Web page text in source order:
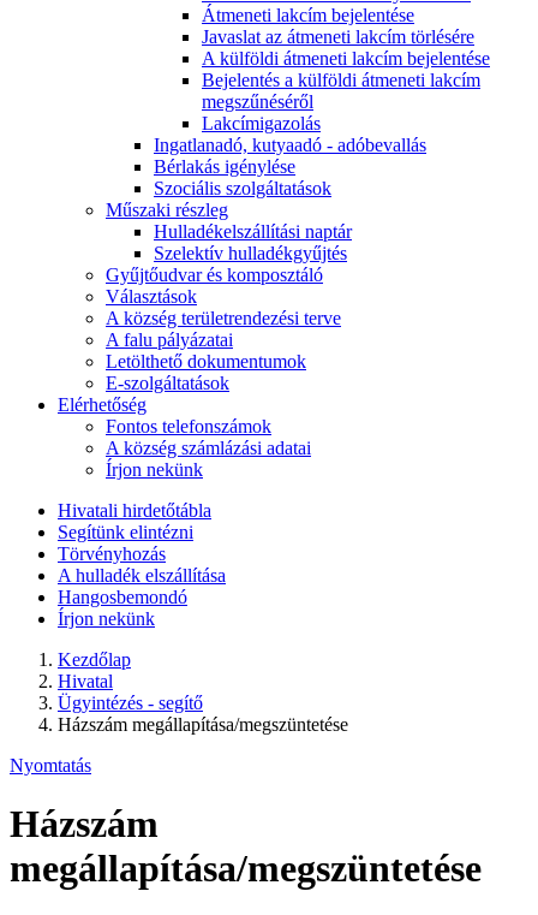
Átmeneti lakcím bejelentése
Javaslat az átmeneti lakcím törlésére
A külföldi átmeneti lakcím bejelentése
Bejelentés a külföldi átmeneti lakcím
megszűnéséről
Lakcímigazolás
Ingatlanadó, kutyaadó - adóbevallás
Bérlakás igénylése
Szociális szolgáltatások
Műszaki részleg
Hulladékelszállítási naptár
Szelektív hulladékgyűjtés
Gyűjtőudvar és komposztáló
Választások
A község területrendezési terve
A falu pályázatai
Letölthető dokumentumok
E-szolgáltatások
Elérhetőség
Fontos telefonszámok
A község számlázási adatai
Írjon nekünk
Hivatali hirdetőtábla
Segítünk elintézni
Törvényhozás
A hulladék elszállítása
Hangosbemondó
Írjon nekünk
Kezdőlap
Hivatal
Ügyintézés - segítő
Házszám megállapítása/megszüntetése
Nyomtatás
Házszám
megállapítása/megszüntetése